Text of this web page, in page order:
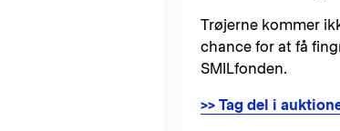
Trøjerne kommer
chance for at få
SMILfonden.
>> Tag del i